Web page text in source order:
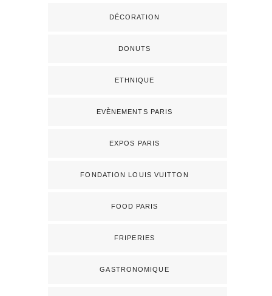
DÉCORATION
DONUTS
ETHNIQUE
EVÈNEMENTS PARIS
EXPOS PARIS
FONDATION LOUIS VUITTON
FOOD PARIS
FRIPERIES
GASTRONOMIQUE